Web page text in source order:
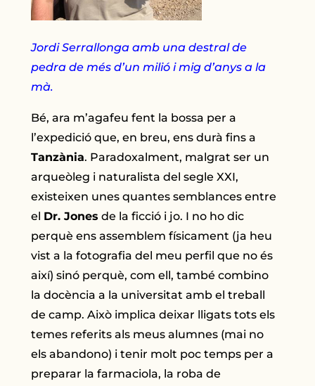
Jordi Serrallonga amb una destral de
pedra de més d’un milió i mig d’anys a la
mà.
Bé, ara m’agafeu fent la bossa per a
l’expedició que, en breu, ens durà fins a
Tanzània. Paradoxalment, malgrat ser un
arqueòleg i naturalista del segle XXI,
existeixen unes quantes semblances entre
el Dr. Jones de la ficció i jo. I no ho dic
perquè ens assemblem físicament (ja heu
vist a la fotografia del meu perfil que no és
així) sinó perquè, com ell, també combino
la docència a la universitat amb el treball
de camp. Això implica deixar lligats tots els
temes referits als meus alumnes (mai no
els abandono) i tenir molt poc temps per a
preparar la farmaciola, la roba de